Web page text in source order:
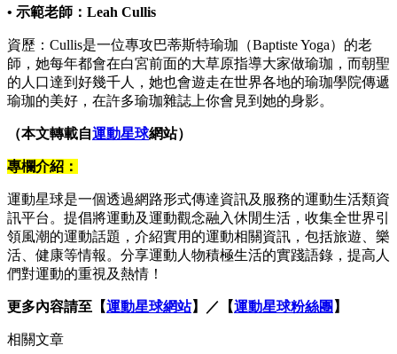
• 示範老師：Leah Cullis
資歷：Cullis是一位專攻巴蒂斯特瑜珈（Baptiste Yoga）的老
師，她每年都會在白宮前面的大草原指導大家做瑜珈，而朝聖
的人口達到好幾千人，她也會遊走在世界各地的瑜珈學院傳遞
瑜珈的美好，在許多瑜珈雜誌上你會見到她的身影。
（本文轉載自運動星球網站）
專欄介紹：
運動星球是一個透過網路形式傳達資訊及服務的運動生活類資
訊平台。提倡將運動及運動觀念融入休閒生活，收集全世界引
領風潮的運動話題，介紹實用的運動相關資訊，包括旅遊、樂
活、健康等情報。分享運動人物積極生活的實踐語錄，提高人
們對運動的重視及熱情！
更多內容請至【運動星球網站】／【運動星球粉絲團 】
相關文章